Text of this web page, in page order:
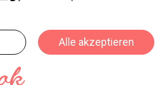
der Schweizer Papeterien informiert
aus der Branche.